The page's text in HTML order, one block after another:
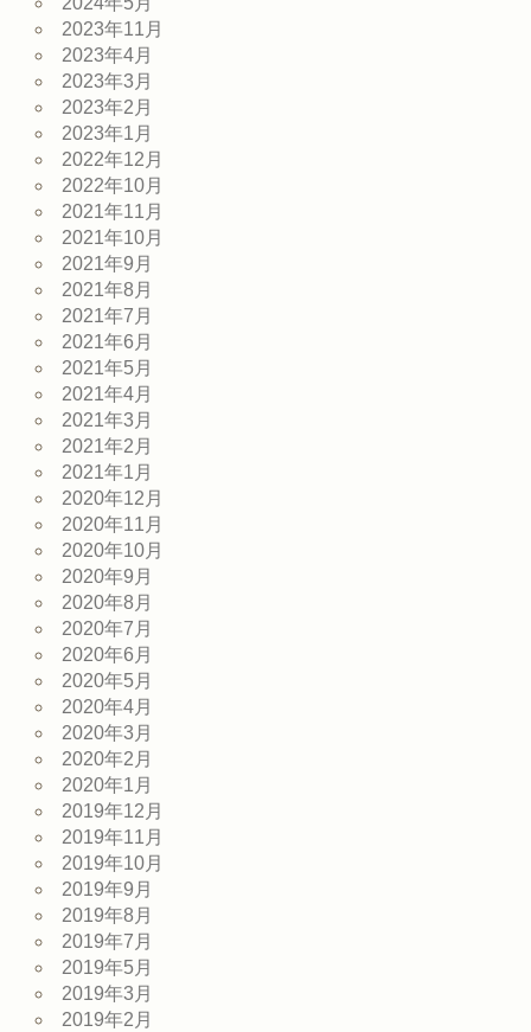
2023年11月
2023年4月
2023年3月
2023年2月
2023年1月
2022年12月
2022年10月
2021年11月
2021年10月
2021年9月
2021年8月
2021年7月
2021年6月
2021年5月
2021年4月
2021年3月
2021年2月
2021年1月
2020年12月
2020年11月
2020年10月
2020年9月
2020年8月
2020年7月
2020年6月
2020年5月
2020年4月
2020年3月
2020年2月
2020年1月
2019年12月
2019年11月
2019年10月
2019年9月
2019年8月
2019年7月
2019年5月
2019年3月
2019年2月